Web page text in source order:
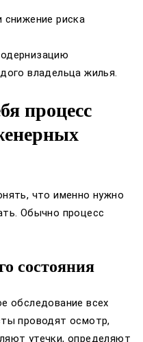
риска
владельца жилья.
процесс
что именно нужно
Обычно процесс
состояния
обследование всех
проводят осмотр,
утечки, определяют